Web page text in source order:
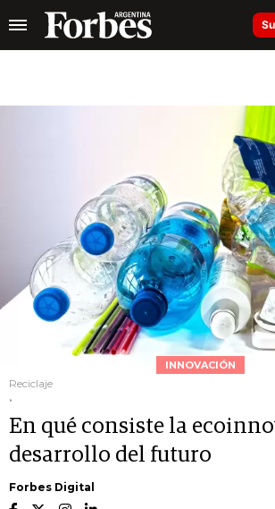
INNOVACIÓN
Reciclaje
.
En qué consiste la
desarrollo del futuro
Forbes Digital